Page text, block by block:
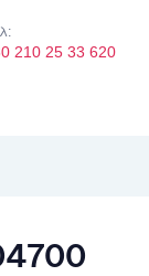
210 25 33 620